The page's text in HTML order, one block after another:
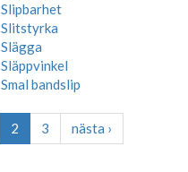
Slipbarhet
Slitstyrka
Slägga
Släppvinkel
Smal bandslip
2 3
nästa ›